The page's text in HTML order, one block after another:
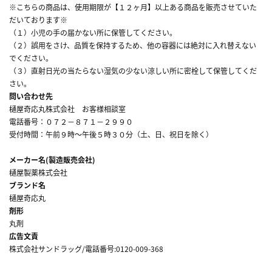
※こちらの商品は、使用期限が【１２ヶ月】以上ある商品を販売させていた
だいております※
（１）小児の手の届かない所に保管してください。
（２）誤用をさけ、品質を保持するため、他の容器には絶対に入れ替えない
でください。
（３）直射日光の当たらない湿気の少ない涼しい所に密栓して保管してくだ
さい。
問い合わせ先
樋屋奇応丸株式会社 お客様相談室
電話番号：０７２－８７１－２９９０
受付時間：午前９時～午後５時３０分（土、日、祝日を除く）
メーカー名(製造販売会社)
樋屋製薬株式会社
ブランド名
樋屋奇応丸
剤形
丸剤
広告文責
株式会社サンドラッグ/電話番号:0120-009-368